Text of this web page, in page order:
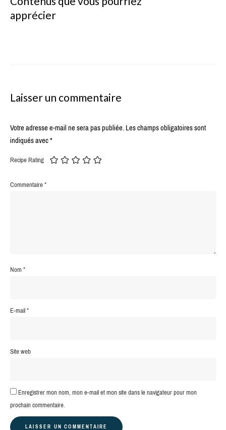
apprécier
Laisser un commentaire
Votre adresse e-mail ne sera pas publiée.Les champs obligatoires sont
indiqués avec*
Recipe Rating
Commentaire*
Nom*
E-mail*
Site web
Enregistrer mon nom, mon e-mail et mon site dans le navigateur pour mon
prochain commentaire.